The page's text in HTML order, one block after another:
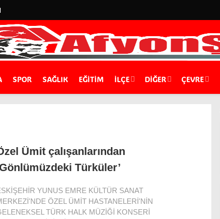
SPOR SAĞLIK EĞİTİM İLÇE DIĞER ÇEVRE
Ümit çalışanlarından
Türküler’
YUNUS EMRE KÜLTÜR SANAT
ÖZEL ÜMİT HASTANELERİ'NİN
TÜRK HALK MÜZİĞİ KONSERİ